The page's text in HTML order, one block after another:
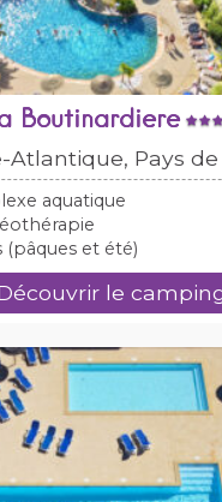
Boutinardiere
Atlantique, Pays
aquatique
et été)
le